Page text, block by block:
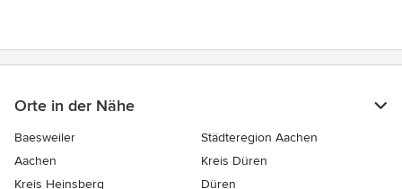
Orte in der Nähe
Baesweiler
Städteregion Aachen
Aachen
Kreis Düren
Kreis Heinsberg
Düren